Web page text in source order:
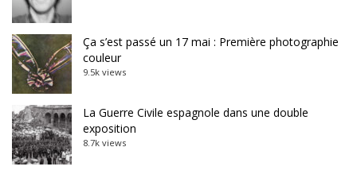
Ça s’est passé un 17 mai : Première photographie
couleur
9.5k views
La Guerre Civile espagnole dans une double
exposition
8.7k views